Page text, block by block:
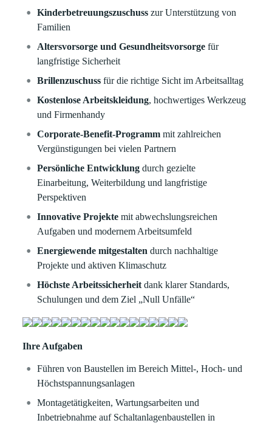
Kinderbetreuungszuschuss zur Unterstützung von
Familien
Altersvorsorge und Gesundheitsvorsorge für
langfristige Sicherheit
Brillenzuschuss für die richtige Sicht im Arbeitsalltag
Kostenlose Arbeitskleidung, hochwertiges Werkzeug
und Firmenhandy
Corporate-Benefit-Programm mit zahlreichen
Vergünstigungen bei vielen Partnern
Persönliche Entwicklung durch gezielte
Einarbeitung, Weiterbildung und langfristige
Perspektiven
Innovative Projekte mit abwechslungsreichen
Aufgaben und modernem Arbeitsumfeld
Energiewende mitgestalten durch nachhaltige
Projekte und aktiven Klimaschutz
Höchste Arbeitssicherheit dank klarer Standards,
Schulungen und dem Ziel „Null Unfälle“
Ihre Aufgaben
Führen von Baustellen im Bereich Mittel-, Hoch- und
Höchstspannungsanlagen
Montagetätigkeiten, Wartungsarbeiten und
Inbetriebnahme auf Schaltanlagenbaustellen in